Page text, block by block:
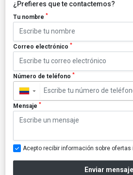
¿Prefieres que te contactemos?
Tu nombre *
Correo electrónico *
Número de teléfono *
▼
Mensaje *
Acepto recibir información sobre ofertas
Enviar mensaje